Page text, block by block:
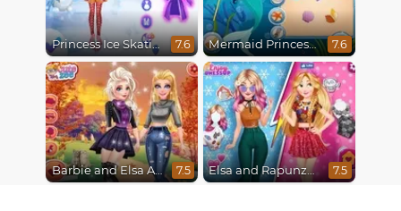
Princess Ice Skating Adventure 7.6 Mermaid Princesses 7.6
Barbie and Elsa Autumn Patterns 7.5 Elsa and Rapunzel Princess Rivalry 7.5